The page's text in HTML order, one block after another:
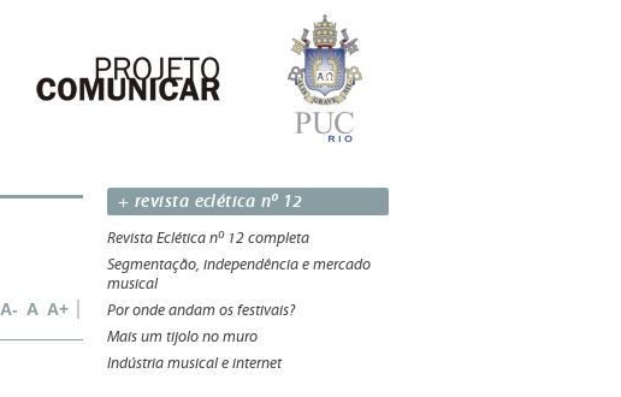
A- A A+
+ revista eclética nº 12
Revista Eclética nº 12 completa
Segmentação, independência e mercado
musical
Por onde andam os festivais?
Mais um tijolo no muro
Indústria musical e internet